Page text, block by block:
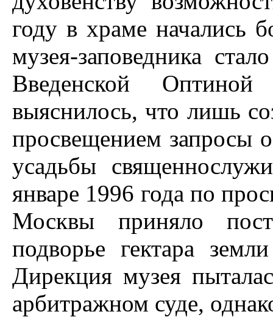
году в храме начались
музея-заповедника
Введенской
выяснилось, что лишь
просвещением запросы
усадьбы
январе 1996 года по
Москвы приняло
подворье гектара
Дирекция музея
арбитражном суде,